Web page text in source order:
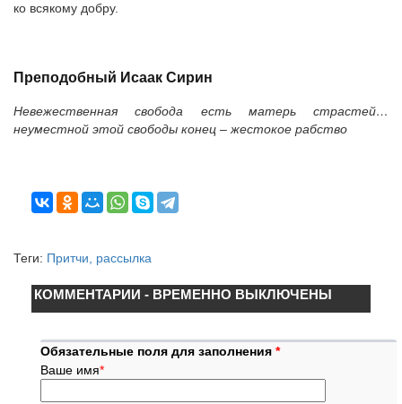
ко всякому добру.
Преподобный Исаак Сирин
Невежественная свобода есть матерь страстей…
неуместной этой свободы конец – жестокое рабство
Теги: Притчи, рассылка
КОММЕНТАРИИ - ВРЕМЕННО ВЫКЛЮЧЕНЫ
Обязательные поля для заполнения *
Ваше имя*